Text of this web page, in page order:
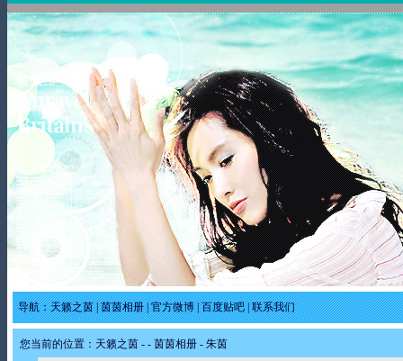
导航：天籁之茵|茵茵相册|官方微博|百度贴吧|联系我们
您当前的位置： 天籁之茵 - - 茵茵相册 - 朱茵